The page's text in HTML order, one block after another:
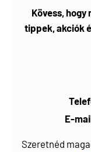
Kövess, hogy
tippek, akciók
E-
Szeretnéd